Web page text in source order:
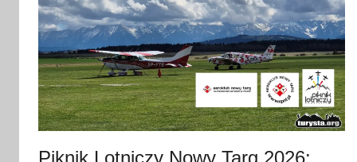
a
2
0
2
6